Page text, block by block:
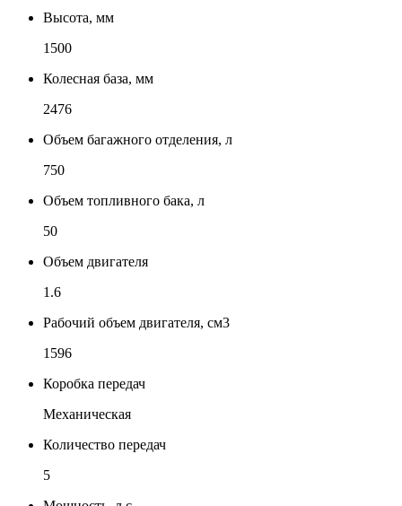
Высота, мм
1500
Колесная база, мм
2476
Объем багажного отделения, л
750
Объем топливного бака, л
50
Объем двигателя
1.6
Рабочий объем двигателя, см3
1596
Коробка передач
Механическая
Количество передач
5